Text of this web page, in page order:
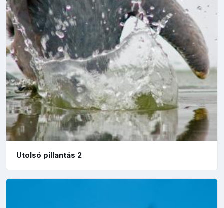
Utolsó pillantás 2